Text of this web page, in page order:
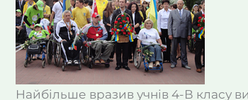
Найбільше вразив учнів 4-В класу